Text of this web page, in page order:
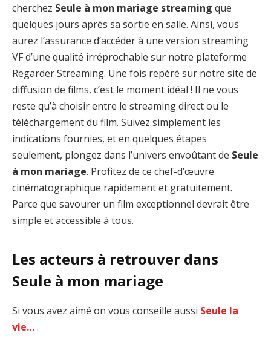
cherchez Seule à mon mariage streaming que
quelques jours après sa sortie en salle. Ainsi, vous
aurez l’assurance d’accéder à une version streaming
VF d’une qualité irréprochable sur notre plateforme
Regarder Streaming. Une fois repéré sur notre site de
diffusion de films, c’est le moment idéal ! Il ne vous
reste qu’à choisir entre le streaming direct ou le
téléchargement du film. Suivez simplement les
indications fournies, et en quelques étapes
seulement, plongez dans l’univers envoûtant de Seule
à mon mariage. Profitez de ce chef-d’œuvre
cinématographique rapidement et gratuitement.
Parce que savourer un film exceptionnel devrait être
simple et accessible à tous.
Les acteurs à retrouver dans
Seule à mon mariage
Si vous avez aimé on vous conseille aussi Seule la
vie….